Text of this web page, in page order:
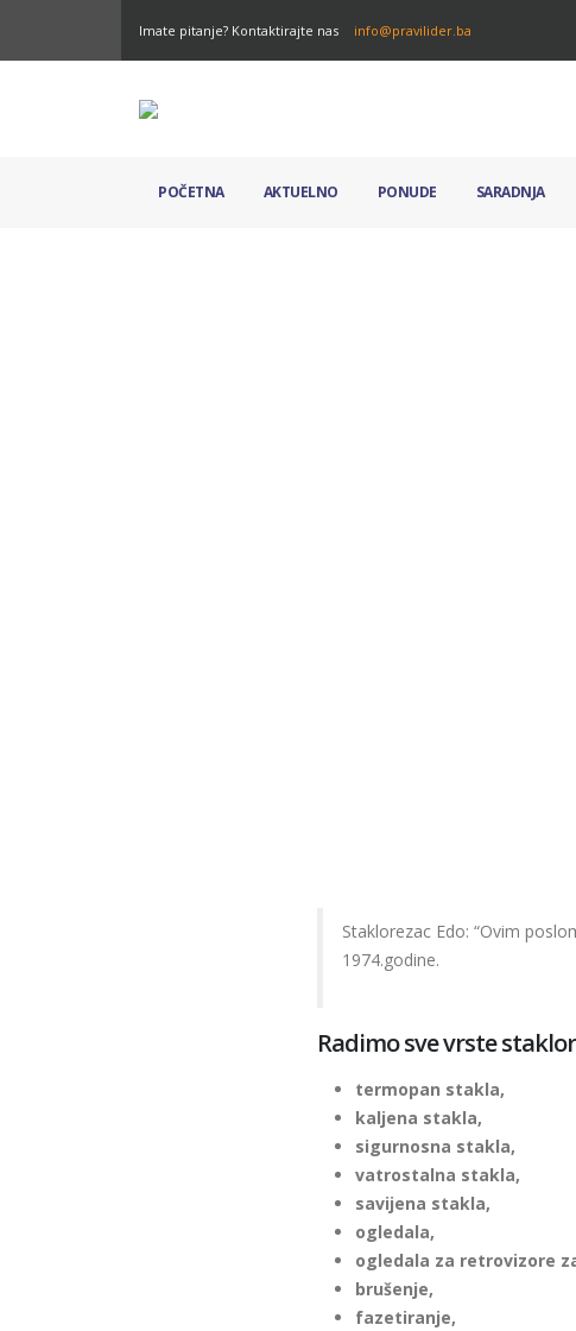
Imate pitanje? Kontaktirajte nas info@pravilider.ba
POČETNA AKTUELNO PONUDE SARADNJA
Staklorezac Edo: “Ovim
1974.godine.
Radimo sve vrste
termopan stakla,
kaljena stakla,
sigurnosna stakla,
vatrostalna stakla,
savijena stakla,
ogledala,
ogledala za retrovizore
brušenje,
fazetiranje,